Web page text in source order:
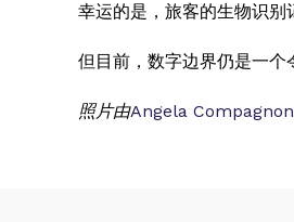
幸运的是，旅客的生物识别
但目前，数字边界仍是一个
照片由Angela